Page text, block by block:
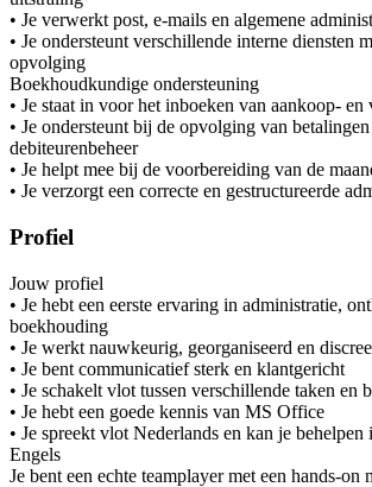
• Je verwerkt post, e-mails en algemene
• Je ondersteunt verschillende interne diensten
opvolging
Boekhoudkundige ondersteuning
• Je staat in voor het inboeken van aankoop- en
• Je ondersteunt bij de opvolging van betalingen
debiteurenbeheer
• Je helpt mee bij de voorbereiding van de
• Je verzorgt een correcte en gestructureerde
Profiel
Jouw profiel
• Je hebt een eerste ervaring in administratie,
boekhouding
• Je werkt nauwkeurig, georganiseerd en
• Je bent communicatief sterk en klantgericht
• Je schakelt vlot tussen verschillende taken en
• Je hebt een goede kennis van MS Office
• Je spreekt vlot Nederlands en kan je behelpen
Engels
Je bent een echte teamplayer met een hands-on